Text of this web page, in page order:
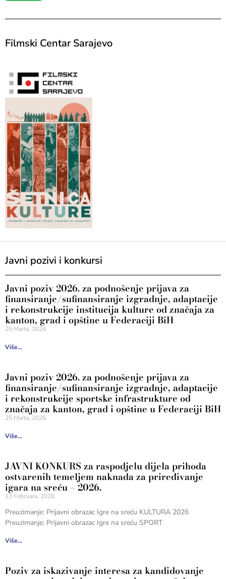
Filmski Centar Sarajevo
Javni pozivi i konkursi
Javni poziv 2026. za podnošenje prijava za
finansiranje/sufinansiranje izgradnje, adaptacije
i rekonstrukcije institucija kulture od značaja za
kanton, grad i opštine u Federaciji BiH
25 Marta, 2026
Više...
Javni poziv 2026. za podnošenje prijava za
finansiranje/sufinansiranje izgradnje, adaptacije
i rekonstrukcije sportske infrastrukture od
značaja za kanton, grad i opštine u Federaciji BiH
25 Marta, 2026
Više...
JAVNI KONKURS za raspodjelu dijela prihoda
ostvarenih temeljem naknada za priređivanje
igara na sreću – 2026.
13 Februara, 2026
Preuzimanje: Prijavni obrazac Igre na sreću KULTURA 2026
Preuzimanje: Prijavni obrazac Igre na sreću SPORT
Više...
Poziv za iskazivanje interesa za kandidovanje